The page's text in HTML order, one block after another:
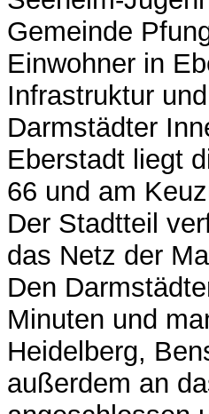
Gemeinde
Einwohner in
Infrastruktur
Darmstädter
Eberstadt liegt
66 und am
Der Stadtteil
das Netz der
Den
Minuten und
Heidelberg,
außerdem an